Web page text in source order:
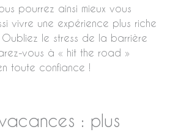
pourrez ainsi mieux vous
vivre une expérience plus riche
le stress de la barrière
vous à « hit the road »
toute confiance !
: plus